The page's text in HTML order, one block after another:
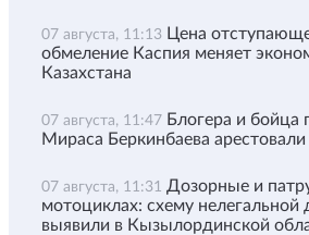
07 августа, 11:13 Цена
обмеление Каспия меняет
Казахстана
07 августа, 11:47 Блогера и
Мираса Беркинбаева арестовали
07 августа, 11:31 Дозорные и
мотоциклах: схему нелегальной
выявили в Кызылординской